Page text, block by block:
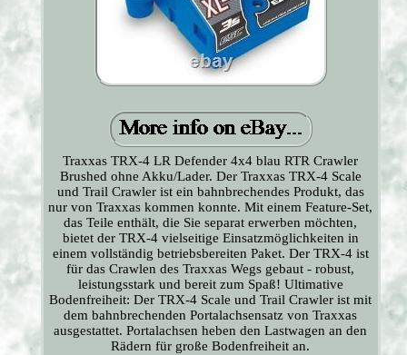
Traxxas TRX-4 LR Defender 4x4 blau RTR Crawler
Brushed ohne Akku/Lader. Der Traxxas TRX-4 Scale
und Trail Crawler ist ein bahnbrechendes Produkt, das
nur von Traxxas kommen konnte. Mit einem Feature-Set,
das Teile enthält, die Sie separat erwerben möchten,
bietet der TRX-4 vielseitige Einsatzmöglichkeiten in
einem vollständig betriebsbereiten Paket. Der TRX-4 ist
für das Crawlen des Traxxas Wegs gebaut - robust,
leistungsstark und bereit zum Spaß! Ultimative
Bodenfreiheit: Der TRX-4 Scale und Trail Crawler ist mit
dem bahnbrechenden Portalachsensatz von Traxxas
ausgestattet. Portalachsen heben den Lastwagen an den
Rädern für große Bodenfreiheit an.